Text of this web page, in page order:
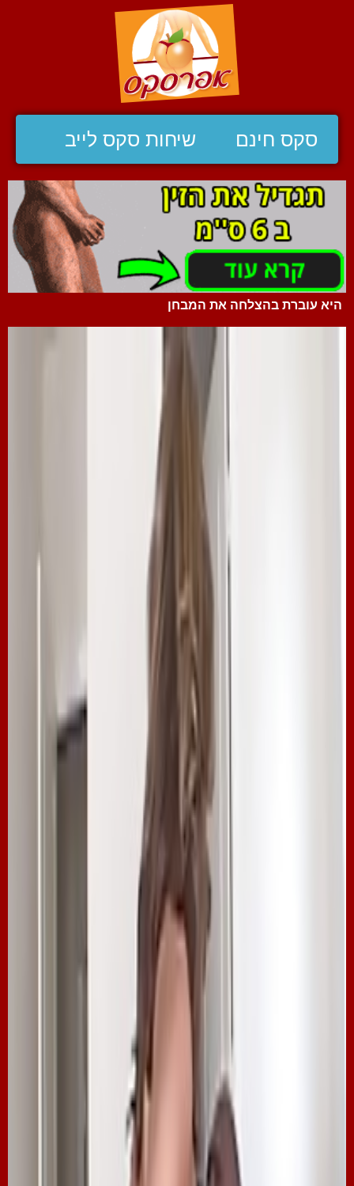
סקס חינם שיחות סקס לייב
היא עוברת בהצלחה את המבחן